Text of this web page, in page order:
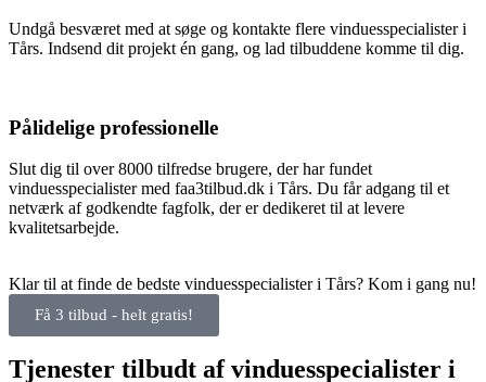
Undgå besværet med at søge og kontakte flere vinduesspecialister i
Tårs. Indsend dit projekt én gang, og lad tilbuddene komme til dig.
Pålidelige professionelle
Slut dig til over 8000 tilfredse brugere, der har fundet
vinduesspecialister med faa3tilbud.dk i Tårs. Du får adgang til et
netværk af godkendte fagfolk, der er dedikeret til at levere
kvalitetsarbejde.
Klar til at finde de bedste vinduesspecialister i Tårs? Kom i gang nu!
Få 3 tilbud - helt gratis!
Tjenester tilbudt af vinduesspecialister i